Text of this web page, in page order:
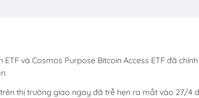
ETF và Cosmos Purpose Bitcoin Access ETF đã
thị trường giao ngay đã trễ hẹn ra mắt vào 27/4